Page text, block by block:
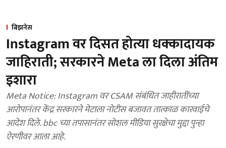
बिझनेस
Instagram वर दिसत होत्या धक्कादायक
जाहिराती; सरकारने Meta ला दिला अंतिम
इशारा
Meta Notice: Instagram वर CSAM संबंधित जाहीरातींच्या
आरोपानंतर केंद्र सरकारने मेटाला नोटीस बजावत तात्काळ कारवाईचे
आदेश दिले. bbc च्या तपासानंतर सोशल मीडिया सुरक्षेचा मुद्दा पुन्हा
ऐरणीवर आला आहे.